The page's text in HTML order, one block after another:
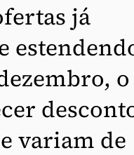
já
o
variam de